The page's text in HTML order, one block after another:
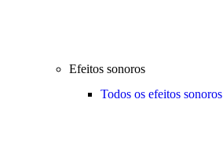
Efeitos sonoros
Todos os efeitos sonoros